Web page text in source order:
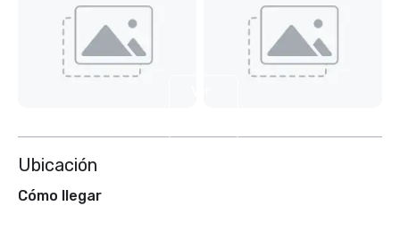
Ubicación
Cómo llegar